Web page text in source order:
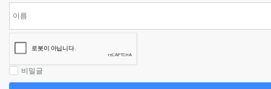
비밀글